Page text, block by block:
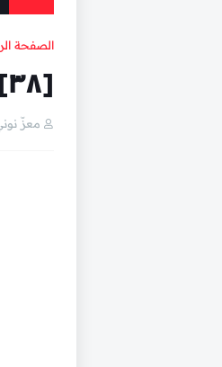
الصفحة
[٣٨] كتاب التاريخ
معزّ